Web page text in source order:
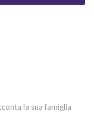
la sua famiglia